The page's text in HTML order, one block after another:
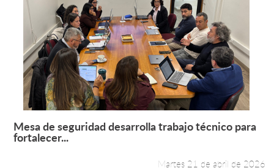
Leer más +
Mesa de seguridad desarrolla trabajo técnico para
fortalecer...
Martes 21 de abril de 2026